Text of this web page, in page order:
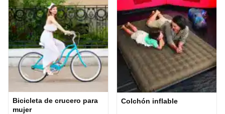
Bicicleta de crucero para
mujer
Colchón inflable